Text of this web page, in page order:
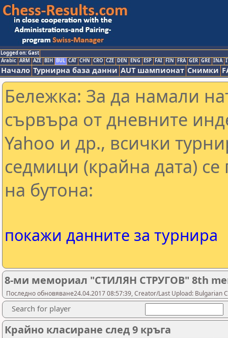
Logged on: Gast
Arabic ARM AZE BIH BUL CAT CHN CRO CZE DEN ENG ESP FAI FIN FRA GER GRE INA
Начало Турнирна база данни AUT шампионат Снимки
Бележка: За да намали
сървъра от дневните
Yahoo и др., всички
седмици (крайна дата) се
на бутона:
покажи данните за турнира
8-ми мемориал "СТИЛЯН СТРУГОВ" 8th
Последно обновяване24.04.2017 08:57:39, Creator/Last Upload: Bulgarian
Search for player
Крайно класиране след 9 кръга